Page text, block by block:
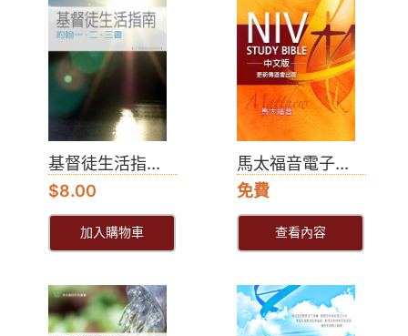
基督徒生活指...
$8.00
加入購物車
馬太福音電子...
免費
查看內容